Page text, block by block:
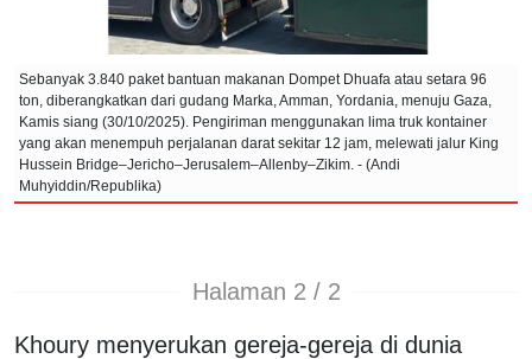
Sebanyak 3.840 paket bantuan makanan Dompet Dhuafa atau setara 96
ton, diberangkatkan dari gudang Marka, Amman, Yordania, menuju Gaza,
Kamis siang (30/10/2025). Pengiriman menggunakan lima truk kontainer
yang akan menempuh perjalanan darat sekitar 12 jam, melewati jalur King
Hussein Bridge–Jericho–Jerusalem–Allenby–Zikim. - (Andi
Muhyiddin/Republika)
Halaman 2 / 2
Khoury menyerukan gereja-gereja di dunia